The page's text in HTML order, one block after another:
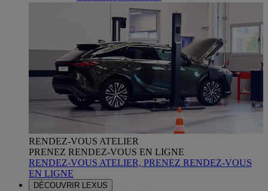
RENDEZ-VOUS ATELIER
PRENEZ RENDEZ-VOUS EN LIGNE
RENDEZ-VOUS ATELIER, PRENEZ RENDEZ-VOUS
EN LIGNE
DÉCOUVRIR LEXUS